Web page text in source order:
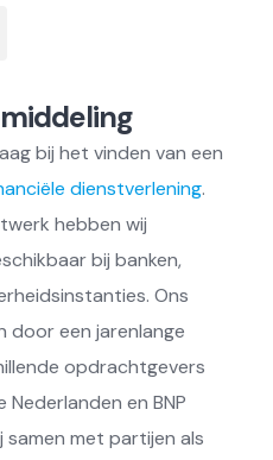
bij het vinden van een
dienstverlening.
hebben wij
bij banken,
Ons
door een jarenlange
opdrachtgevers
Nederlanden en BNP
samen met partijen als